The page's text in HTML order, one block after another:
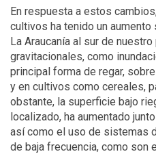
En respuesta a estos
cultivos ha tenido un
La Araucanía al sur de
gravitacionales, como
principal forma de regar,
y en cultivos como cereales,
obstante, la superficie bajo
localizado, ha aumentado
así como el uso de sistemas
de baja frecuencia, como son